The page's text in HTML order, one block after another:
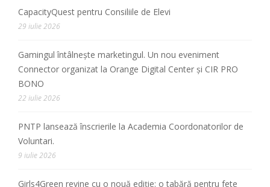
CapacityQuest pentru Consiliile de Elevi
29 iulie 2026
Gamingul întâlnește marketingul. Un nou eveniment
Connector organizat la Orange Digital Center și CIR PRO
BONO
22 iulie 2026
PNTP lansează înscrierile la Academia Coordonatorilor de
Voluntari.
9 iulie 2026
Girls4Green revine cu o nouă ediție: o tabără pentru fete